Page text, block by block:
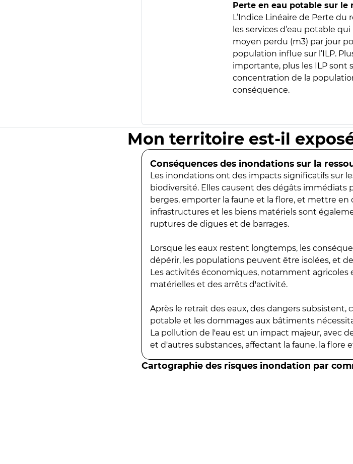
Perte en eau potable sur le
L’Indice Linéaire de Perte
les services d’eau potable
moyen perdu (m3) par jour
population influe sur l’ILP.
importante, plus les ILP sont
concentration de la
conséquence.
Mon territoire est-il
Conséquences des inondations sur la
Les inondations ont des impacts significatifs sur
biodiversité. Elles causent des dégâts immédiats
berges, emporter la faune et la flore, et mettre en
infrastructures et les biens matériels sont
ruptures de digues et de barrages.
Lorsque les eaux restent longtemps, les
dépérir, les populations peuvent être isolées, et
Les activités économiques, notamment agricoles
matérielles et des arrêts d'activité.
Après le retrait des eaux, des dangers
potable et les dommages aux bâtiments
La pollution de l'eau est un impact majeur, avec
et d'autres substances, affectant la faune, la flore
Cartographie des risques inondation par